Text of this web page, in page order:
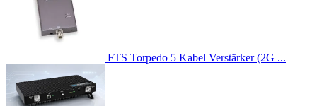
FTS Torpedo 5 Kabel Verstärker (2G ...